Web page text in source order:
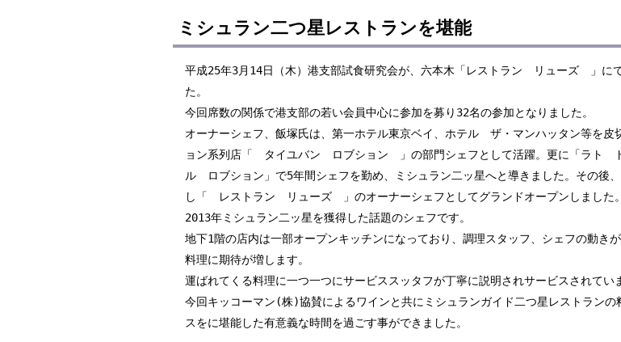
ミシュラン二つ星レストランを堪能
平成25年3月14日（木）港支部試食研究会が、六本木「レストラン リューズ 」に
た。
今回席数の関係で港支部の若い会員中心に参加を募り32名の参加となりました。
オーナーシェフ、飯塚氏は、第一ホテル東京ベイ、ホテル ザ・マンハッタン等を皮
ョン系列店「 タイユバン ロブション 」の部門シェフとして活躍。更に「ラト
ル ロブション」で5年間シェフを勤め、ミシュラン二ッ星へと導きました。その後
し「 レストラン リューズ 」のオーナーシェフとしてグランドオープンしました。
2013年ミシュラン二ッ星を獲得した話題のシェフです。
地下1階の店内は一部オープンキッチンになっており、調理スタッフ、シェフの動き
料理に期待が増します。
運ばれてくる料理に一つ一つにサービススッタフが丁寧に説明されサービスされてい
今回キッコーマン(株)協賛によるワインと共にミシュランガイド二つ星レストランの
スをに堪能した有意義な時間を過ごす事ができました。